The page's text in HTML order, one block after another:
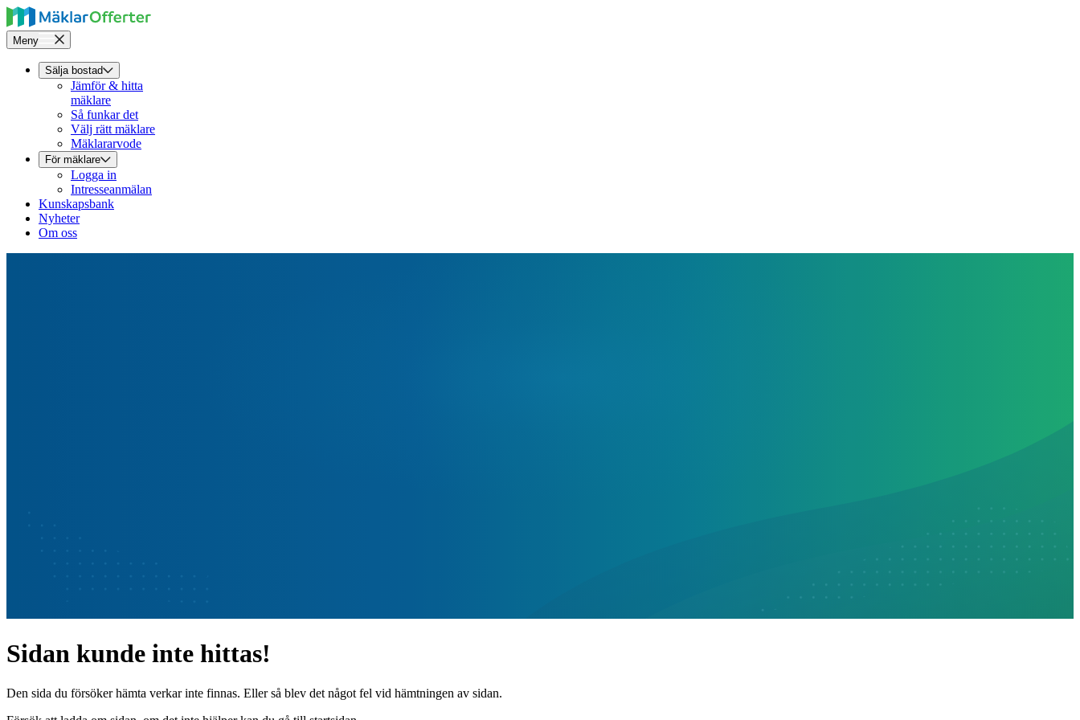
Meny
Sälja bostad
Jämför & hitta
mäklare
Så funkar det
Välj rätt mäklare
Mäklararvode
För mäklare
Logga in
Intresseanmälan
Kunskapsbank
Nyheter
Om oss
Sidan kunde inte hittas!
Den sida du försöker hämta verkar inte finnas. Eller så blev det något fel vid hämtningen av sidan.